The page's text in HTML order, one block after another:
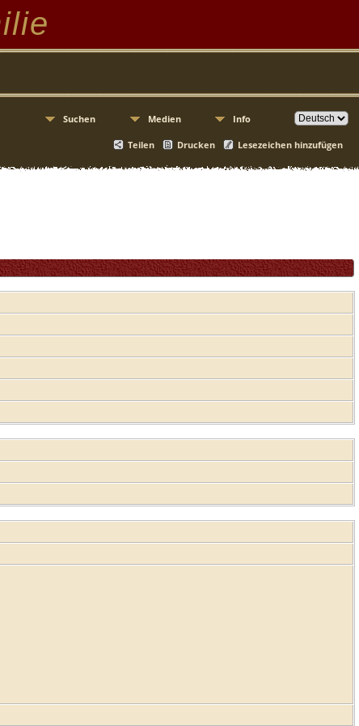
Suchen Medien Info
Teilen Drucken Lesezeichen hinzufügen